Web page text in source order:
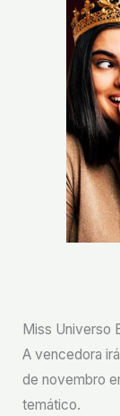
Miss Universo
A vencedora
de novembro
temático.